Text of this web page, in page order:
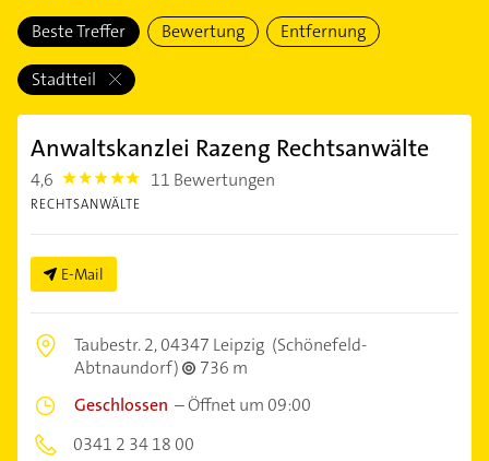
Beste Treffer Bewertung Entfernung
Stadtteil
Anwaltskanzlei Razeng Rechtsanwälte
4,6 4.6 11 Bewertungen
RECHTSANWÄLTE
E-Mail
Taubestr. 2,04347 Leipzig (Schönefeld-
Abtnaundorf)
736 m
Geschlossen –Öffnet um 09:00
0341 2 34 18 00